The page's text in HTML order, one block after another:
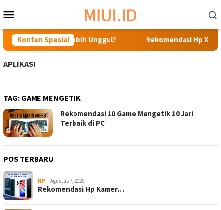
ke
kontenMobile
Konten Spesial
C48, Mana Lebih Unggul? Rekomendasi Hp
APLIKASI
TAG: GAME MENGETIK
Rekomendasi 10 Game Mengetik 10 Jari
Terbaik di PC
POS TERBARU
HP Agustus 7, 2026
Rekomendasi Hp Kamer…